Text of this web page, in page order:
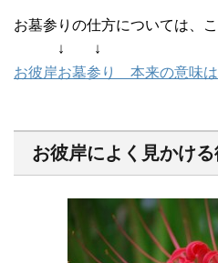
お墓参りの仕方については、
↓ ↓
お彼岸お墓参り 本来の意味は
お彼岸によく見かけ